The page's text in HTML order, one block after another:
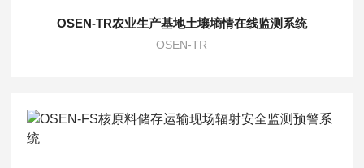
OSEN-TR农业生产基地土壤墒情在线监测系统
OSEN-TR